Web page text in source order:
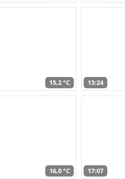
15,2 °C 13:24
16,0 °C 17:07